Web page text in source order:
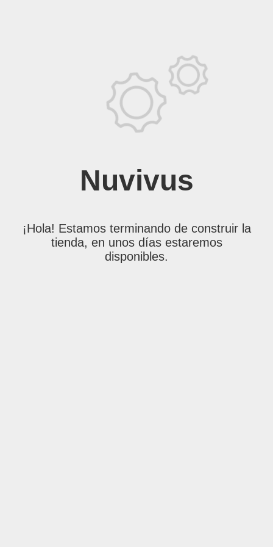
Nuvivus
¡Hola! Estamos terminando de construir la
tienda, en unos días estaremos
disponibles.